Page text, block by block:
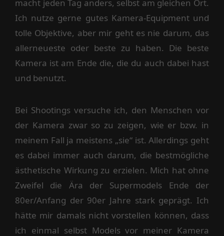
macht jeden Tag anders, selbst am gleichen Ort.
Ich nutze gerne gutes Kamera-Equipment und
tolle Objektive, aber mir geht es nie darum, das
allerneueste oder beste zu haben. Die beste
Kamera ist am Ende die, die du auch dabei hast
und benutzt.
Bei Shootings versuche ich, den Menschen vor
der Kamera zwar so zu zeigen, wie er bzw. in
meinem Fall ja meistens „sie“ ist. Allerdings geht
es dabei immer auch darum, die bestmögliche
ästhetische Wirkung zu erzielen. Mich hat ohne
Zweifel die Ära der Supermodels Ende der
80er/Anfang der 90er Jahre stark geprägt. Ich
hätte mir damals nicht vorstellen können, dass
ich einmal selbst Models vor meiner Kamera